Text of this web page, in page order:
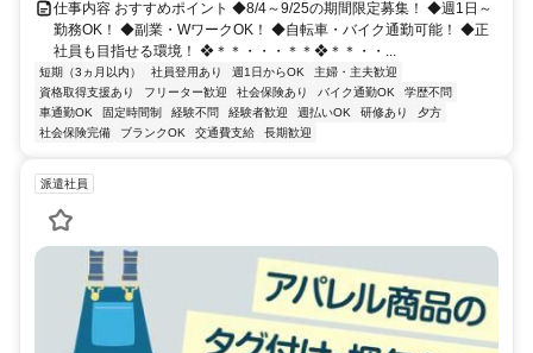
仕事内容 おすすめポイント ◆8/4～9/25の期間限定募集！ ◆週1日～
勤務OK！ ◆副業・WワークOK！ ◆自転車・バイク通勤可能！ ◆正
社員も目指せる環境！ ❖＊＊・・・＊＊❖＊＊・・...
短期（3ヵ月以内） 社員登用あり 週1日からOK
主婦・主夫歓迎
資格取得支援あり
フリーター歓迎 社会保険あり バイク通勤OK
学歴不問
車通勤OK
固定時間制 経験不問 経験者歓迎 週払いOK 研修あり
夕方
社会保険完備
ブランクOK 交通費支給 長期歓迎
派遣社員